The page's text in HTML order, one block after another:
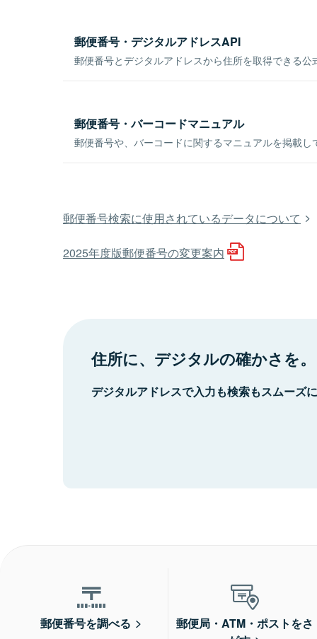
郵便番号・デジタルアドレスAPI
郵便番号とデジタルアドレスから住所を取得できる公
郵便番号・バーコードマニュアル
郵便番号や、バーコードに関するマニュアルを掲載し
郵便番号検索に使用されているデータについて
2025年度版郵便番号の変更案内
住所に、デジタルの確かさを。
デジタルアドレスで入力も検索もスムーズ
郵便番号を調べる
郵便局・ATM・ポストをさ